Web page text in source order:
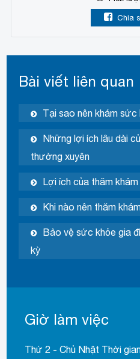
Chia
Bài viết liên quan
Tại sao nên khám
Những lợi ích lâu dài
thường xuyên
Lợi ích của thăm
Khi nào nên thăm
Bảo vệ sức khỏe gia
kỳ
Giờ làm việc
Thứ 2 - Chủ Nhật Thời